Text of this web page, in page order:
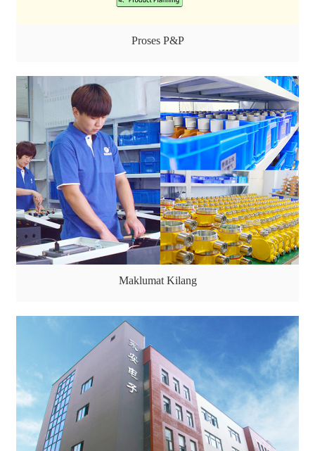
Proses P&P
Maklumat Kilang